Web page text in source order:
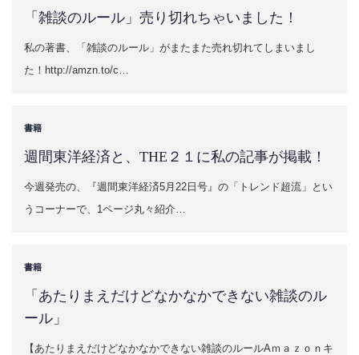
「雑談のルール」売り切れちゃいました！
私の著書、「雑談のルール」がまたまた売れ切れてしまいまし
た！http://amzn.to/c…
書籍
週間東洋経済と、THE２１に私の記事が掲載！
今週発売の、『週間東洋経済5月22日号』の「トレンド超流」とい
うコーナーで、1ページ丸々紹介…
書籍
「あたりまえだけどなかなかできない雑談のル
ール」
【あたりまえだけどなかなかできない雑談のルールAｍａｚｏｎキ